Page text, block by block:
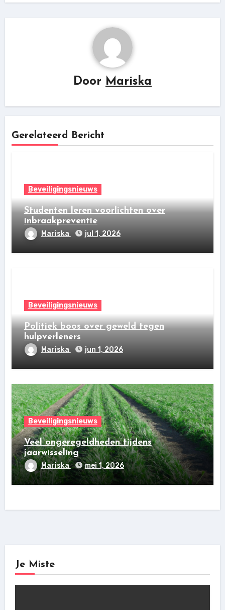
Door Mariska
Gerelateerd Bericht
Beveiligingsnieuws
Studenten leren voorlichten over
inbraakpreventie
Mariska jul 1, 2026
Beveiligingsnieuws
Politiek boos over geweld tegen
hulpverleners
Mariska jun 1, 2026
Beveiligingsnieuws
Veel ongeregeldheden tijdens
jaarwisseling
Mariska mei 1, 2026
Je Miste